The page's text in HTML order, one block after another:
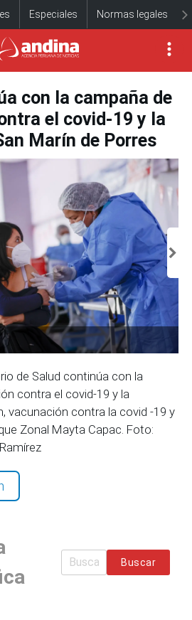
Especiales Normas legales
con la campaña de
el covid-19 y la
Marín de Porres
de Salud continúa con la
contra el covid-19 y la
vacunación contra la covid -19 y
Zonal Mayta Capac. Foto:
Buscar